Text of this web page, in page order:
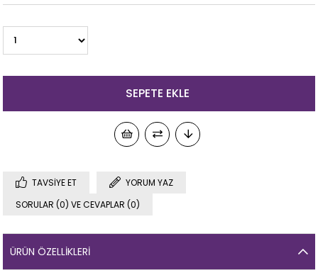
TAVSIYE ET
YORUM YAZ
SORULAR (0) VE CEVAPLAR (0)
ÜRÜN ÖZELLIKLERI